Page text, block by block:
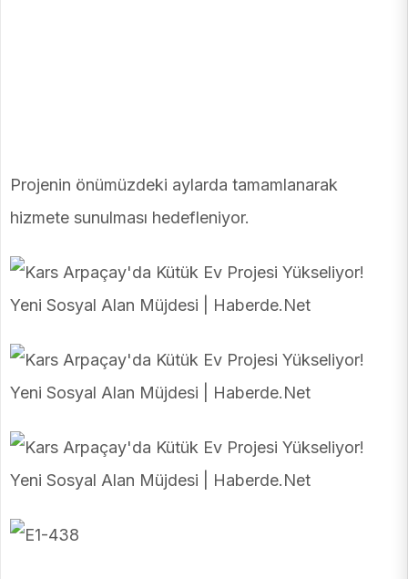
Projenin önümüzdeki aylarda tamamlanarak
hizmete sunulması hedefleniyor.